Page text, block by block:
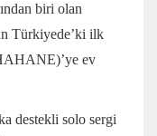
biri olan
Türkiyede’ki ilk
ev
destekli solo sergi